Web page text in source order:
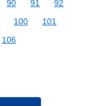
90 91
92
100
101
106